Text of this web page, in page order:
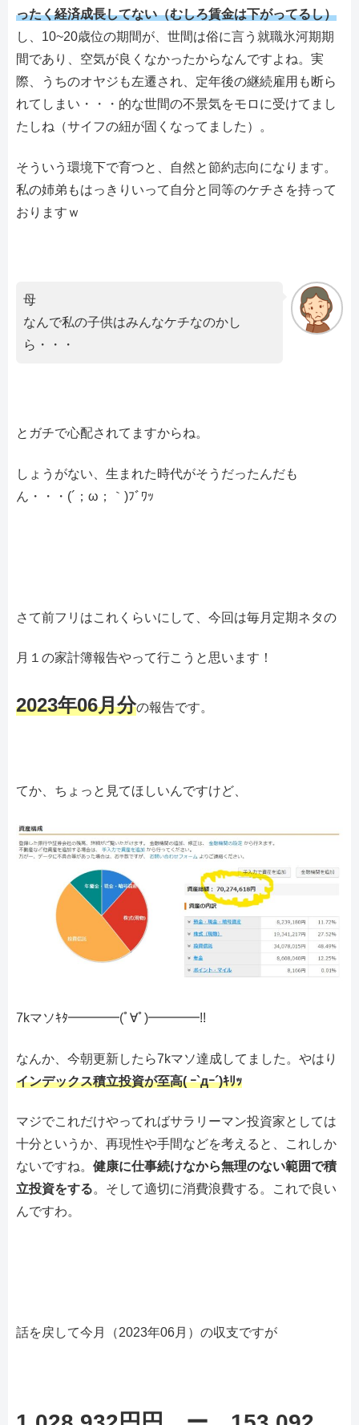
ったく経済成長してない（むしろ賃金は下がってるし）
し、10~20歳位の期間が、世間は俗に言う就職氷河期期
間であり、空気が良くなかったからなんですよね。実
際、うちのオヤジも左遷され、定年後の継続雇用も断ら
れてしまい・・・的な世間の不景気をモロに受けてまし
たしね（サイフの紐が固くなってました）。
そういう環境下で育つと、自然と節約志向になります。
私の姉弟もはっきりいって自分と同等のケチさを持って
おりますｗ
母
なんで私の子供はみんなケチなのかし
ら・・・
とガチで心配されてますからね。
しょうがない、生まれた時代がそうだったんだも
ん・・・(´；ω；｀)ﾌﾞﾜｯ
さて前フリはこれくらいにして、今回は毎月定期ネタの
月１の家計簿報告やって行こうと思います！
2023年06月分の報告です。
てか、ちょっと見てほしいんですけど、
7kマソｷﾀ━━━━(ﾟ∀ﾟ)━━━━!!
なんか、今朝更新したら7kマソ達成してました。やはり
インデックス積立投資が至高( ｰ`дｰ´)ｷﾘｯ
マジでこれだけやってればサラリーマン投資家としては
十分というか、再現性や手間などを考えると、これしか
ないですね。 健康に仕事続けなから無理のない範囲で積
立投資をする。そして適切に消費浪費する。これで良い
んですわ。
話を戻して今月（2023年06月）の収支ですが